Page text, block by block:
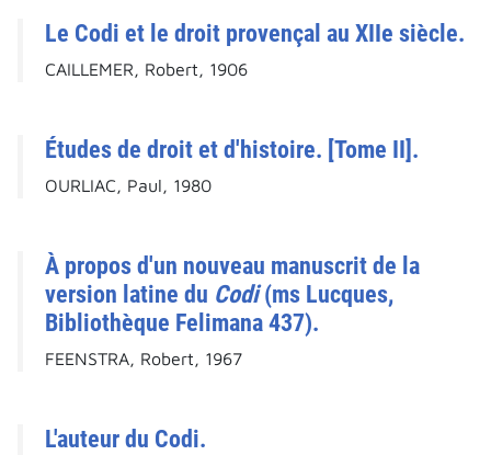
Le Codi et le droit provençal au XIIe siècle.
CAILLEMER, Robert, 1906
Études de droit et d'histoire. [Tome II].
OURLIAC, Paul, 1980
À propos d'un nouveau manuscrit de la
version latine du Codi(ms Lucques,
Bibliothèque Felimana 437).
FEENSTRA, Robert, 1967
L'auteur du Codi.